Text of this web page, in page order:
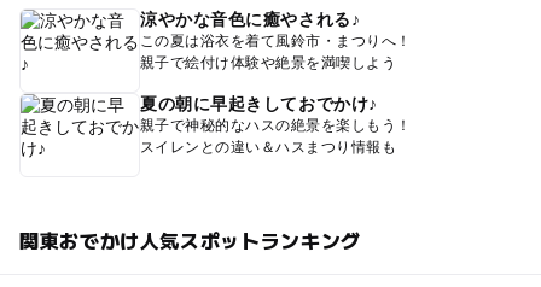
涼やかな音色に癒やされる♪
この夏は浴衣を着て風鈴市・まつりへ！
親子で絵付け体験や絶景を満喫しよう
夏の朝に早起きしておでかけ♪
親子で神秘的なハスの絶景を楽しもう！
スイレンとの違い＆ハスまつり情報も
関東おでかけ人気スポットランキング